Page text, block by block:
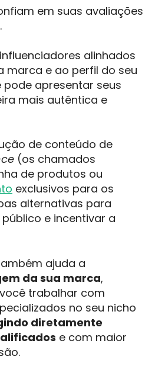
em suas avaliações
alinhados
marca e ao perfil do seu
apresentar seus
mais autêntica e
de conteúdo de
(os chamados
de produtos ou
exclusivos para os
alternativas para
e incentivar a
ajuda a
da sua marca,
trabalhar com
no seu nicho
diretamente
e com maior